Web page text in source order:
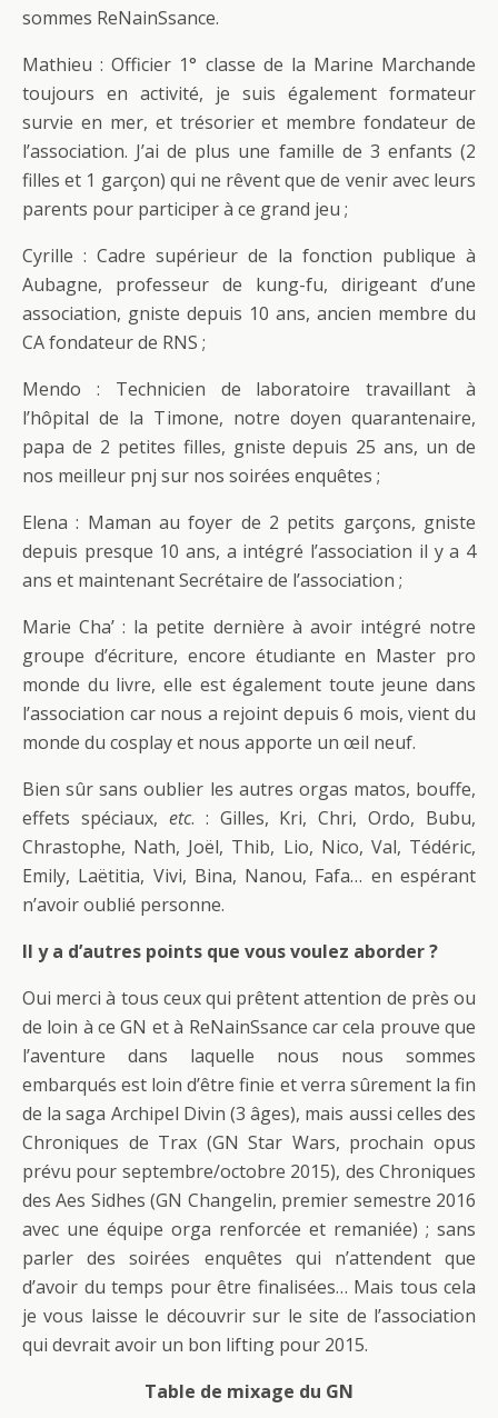
sommes ReNainSsance.
Mathieu : Officier 1° classe de la Marine Marchande
toujours en activité, je suis également formateur
survie en mer, et trésorier et membre fondateur de
l’association. J’ai de plus une famille de 3 enfants (2
filles et 1 garçon) qui ne rêvent que de venir avec leurs
parents pour participer à ce grand jeu ;
Cyrille : Cadre supérieur de la fonction publique à
Aubagne, professeur de kung-fu, dirigeant d’une
association, gniste depuis 10 ans, ancien membre du
CA fondateur de RNS ;
Mendo : Technicien de laboratoire travaillant à
l’hôpital de la Timone, notre doyen quarantenaire,
papa de 2 petites filles, gniste depuis 25 ans, un de
nos meilleur pnj sur nos soirées enquêtes ;
Elena : Maman au foyer de 2 petits garçons, gniste
depuis presque 10 ans, a intégré l’association il y a 4
ans et maintenant Secrétaire de l’association ;
Marie Cha’ : la petite dernière à avoir intégré notre
groupe d’écriture, encore étudiante en Master pro
monde du livre, elle est également toute jeune dans
l’association car nous a rejoint depuis 6 mois, vient du
monde du cosplay et nous apporte un œil neuf.
Bien sûr sans oublier les autres orgas matos, bouffe,
effets spéciaux, etc. : Gilles, Kri, Chri, Ordo, Bubu,
Chrastophe, Nath, Joël, Thib, Lio, Nico, Val, Tédéric,
Emily, Laëtitia, Vivi, Bina, Nanou, Fafa… en espérant
n’avoir oublié personne.
Il y a d’autres points que vous voulez aborder ?
Oui merci à tous ceux qui prêtent attention de près ou
de loin à ce GN et à ReNainSsance car cela prouve que
l’aventure dans laquelle nous nous sommes
embarqués est loin d’être finie et verra sûrement la fin
de la saga Archipel Divin (3 âges), mais aussi celles des
Chroniques de Trax (GN Star Wars, prochain opus
prévu pour septembre/octobre 2015), des Chroniques
des Aes Sidhes (GN Changelin, premier semestre 2016
avec une équipe orga renforcée et remaniée) ; sans
parler des soirées enquêtes qui n’attendent que
d’avoir du temps pour être finalisées… Mais tous cela
je vous laisse le découvrir sur le site de l’association
qui devrait avoir un bon lifting pour 2015.
Table de mixage du GN